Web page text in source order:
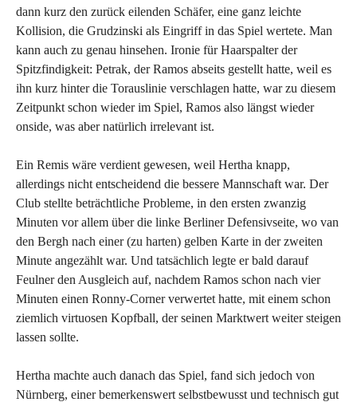
dann kurz den zurück eilenden Schäfer, eine ganz leichte
Kollision, die Grudzinski als Eingriff in das Spiel wertete. Man
kann auch zu genau hinsehen. Ironie für Haarspalter der
Spitzfindigkeit: Petrak, der Ramos abseits gestellt hatte, weil es
ihn kurz hinter die Torauslinie verschlagen hatte, war zu diesem
Zeitpunkt schon wieder im Spiel, Ramos also längst wieder
onside, was aber natürlich irrelevant ist.
Ein Remis wäre verdient gewesen, weil Hertha knapp,
allerdings nicht entscheidend die bessere Mannschaft war. Der
Club stellte beträchtliche Probleme, in den ersten zwanzig
Minuten vor allem über die linke Berliner Defensivseite, wo van
den Bergh nach einer (zu harten) gelben Karte in der zweiten
Minute angezählt war. Und tatsächlich legte er bald darauf
Feulner den Ausgleich auf, nachdem Ramos schon nach vier
Minuten einen Ronny-Corner verwertet hatte, mit einem schon
ziemlich virtuosen Kopfball, der seinen Marktwert weiter steigen
lassen sollte.
Hertha machte auch danach das Spiel, fand sich jedoch von
Nürnberg, einer bemerkenswert selbstbewusst und technisch gut